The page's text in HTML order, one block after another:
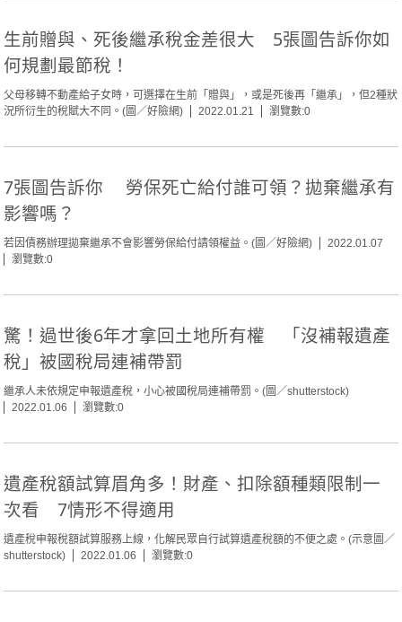
生前贈與、死後繼承稅金差很大 5張圖告訴你如
何規劃最節稅！
父母移轉不動產給子女時，可選擇在生前「贈與」，或是死後再「繼承」，但2種狀
況所衍生的稅賦大不同。(圖／好險網)
2022.01.21 瀏覽數:0
7張圖告訴你 勞保死亡給付誰可領？拋棄繼承有
影響嗎？
若因債務辦理拋棄繼承不會影響勞保給付請領權益。(圖／好險網)
2022.01.07
瀏覽數:0
驚！過世後6年才拿回土地所有權 「沒補報遺產
稅」被國稅局連補帶罰
繼承人未依規定申報遺產稅，小心被國稅局連補帶罰。(圖／shutterstock)
2022.01.06
瀏覽數:0
遺產稅額試算眉角多！財產、扣除額種類限制一
次看 7情形不得適用
遺產稅申報稅額試算服務上線，化解民眾自行試算遺產稅額的不便之處。(示意圖／
shutterstock)
2022.01.06 瀏覽數:0